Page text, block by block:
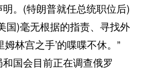
。(特朗普就任总统职位后)
国)毫无根据的指责、寻找外
姆林宫之手’的喋喋不休。”
国会目前正在调查俄罗